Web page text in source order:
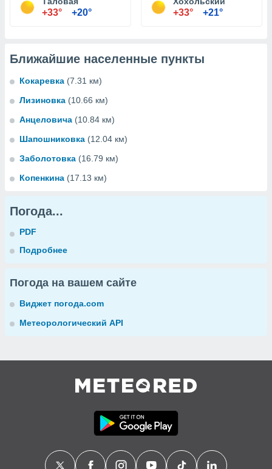
+33° +20° +33° +21°
Ближайшие населенные пункты
Кокаревка (7.31 км)
Лизиновка (10.66 км)
Анцеловича (10.84 км)
Шапошниковка (12.04 км)
Заболотовка (16.79 км)
Копенкина (17.13 км)
Погода...
PDF
Подробнее
Погода на вашем сайте
Виджет погода.com
Метеорологический API